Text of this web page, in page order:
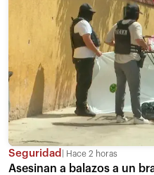
Seguridad Hace 2 horas
Asesinan a balazos a un